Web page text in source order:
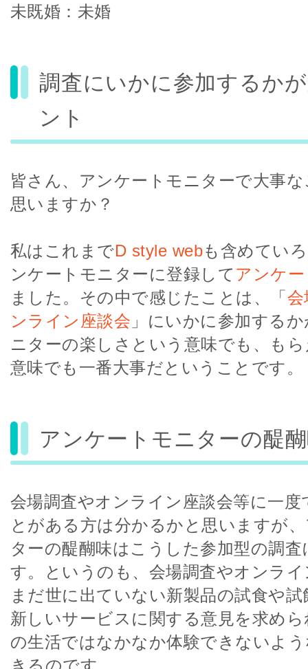
未既婚：未婚
調査にいかに参加するか
ント
皆さん、アンケートモニターで大事
思いますか？
私はこれまでD style webも含めてい
ンケートモニターに登録して アンケ
ました。その中で感じたことは、「会
ンライン座談会 」にいかに参加する
ニターの楽しさという意味でも、も
意味でも一番大事だということです。
アンケートモニターの醍
会場調査やオンライン座談会等に一
とがある方は分かるかと思いますが
ターの醍醐味はこうした参加型の調
す。というのも、会場調査やオンラ
まだ世に出ていない新製品の試食や
新しいサービスに関する意見を求め
の生活ではなかなか体験できないよ
きるのです。